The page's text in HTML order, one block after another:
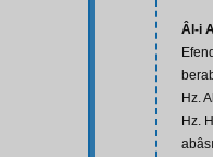
Âl-i
Hz.
Hz.